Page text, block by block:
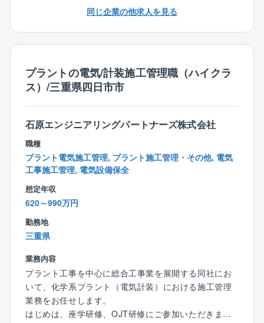
■工期は1週間～6ヶ月となっています。
■現場とデスクワークの割合は、6：4程度です。
■現地に事務所がある場合は、原則直行直帰となりま
す。本社より近い現場の場合は社内にて業務となりま
【働き方の安定性】
■日勤のみ（休日出勤などの発生時は振替休日、代休を
取得）
■残業平均20時間（繁忙期を除く）
■宿泊を伴う出張もほとんどございません。
■その他、福利厚生も充実しております。
【組織構成】
電気計装部には、17名（本部長、副本部長、部長、グ
ループリ ーダー、マネージャー、主任、スタッフ11
【教育/資格取得支援】
資格受験料の支給、講習会費用の負担など資格支援制
度が充実しており、技術者として成長する機会が豊富
な環境です。
同じ企業の他求人を見る
プラントの電気/計装施工管理職（ハイクラ
ス）/三重県四日市市
石原エンジニアリングパートナーズ株式会社
職種
プラント電気施工管理, プラント施工管理・その他, 電気
工事施工管理, 電気設備保全
想定年収
620～990万円
勤務地
三重県
業務内容
プラント工事を中心に総合工事業を展開する同社にお
いて、化学系プラント（電気計装）における施工管理
業務をお任せします。
はじめは、座学研修、OJT研修にご参加いただきま